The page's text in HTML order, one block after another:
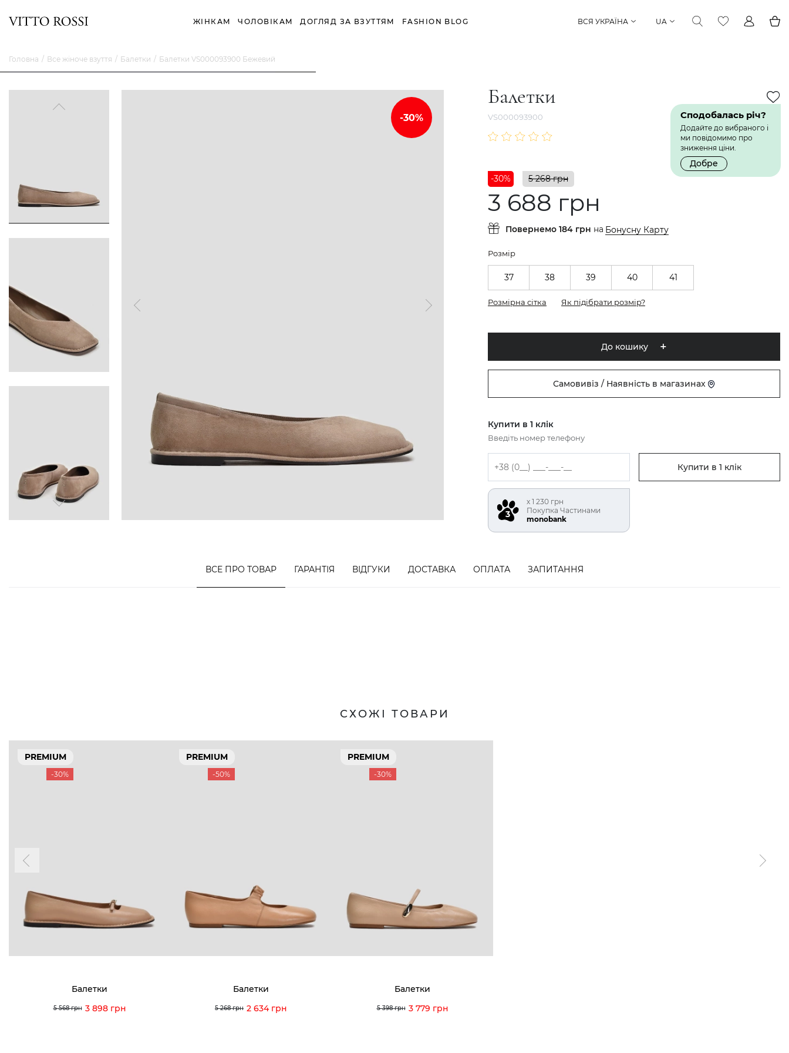
ЖІНКАМ ЧОЛОВІКАМ ДОГЛЯД ЗА ВЗУТТЯМ FASHION BLOG ВСЯ УКРАЇНА UA
Головна Все жіноче взуття Балетки Балетки VS000093900 Бежевий
Балетки
VS000093900 Сподобалась річ?
Додайте до вибраного і
ми повідомимо про
зниження ціни.
Добре
-30%
5 268 грн
3 688 грн
Повернемо 184 грн на Бонусну Карту
Розмір
37 38 39 40 41
Розмірна сітка Як підібрати розмір?
До кошику
Самовивіз / Наявність в магазинах
Купити в 1 клік
Введіть номер телефону
Купити в 1 клік
х 1 230 грн
Покупка Частинами
monobank
ВСЕ ПРО ТОВАР ГАРАНТІЯ ВІДГУКИ ДОСТАВКА ОПЛАТА ЗАПИТАННЯ
СХОЖІ ТОВАРИ
PREMIUM
-30%
Балетки
5 568 грн 3 898 грн
PREMIUM
-50%
Балетки
5 268 грн 2 634 грн
PREMIUM
-30%
Балетки
5 398 грн 3 779 грн